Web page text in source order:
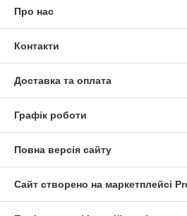
Про нас
Контакти
Доставка та оплата
Графік роботи
Повна версія сайту
Сайт створено на маркетплейсі